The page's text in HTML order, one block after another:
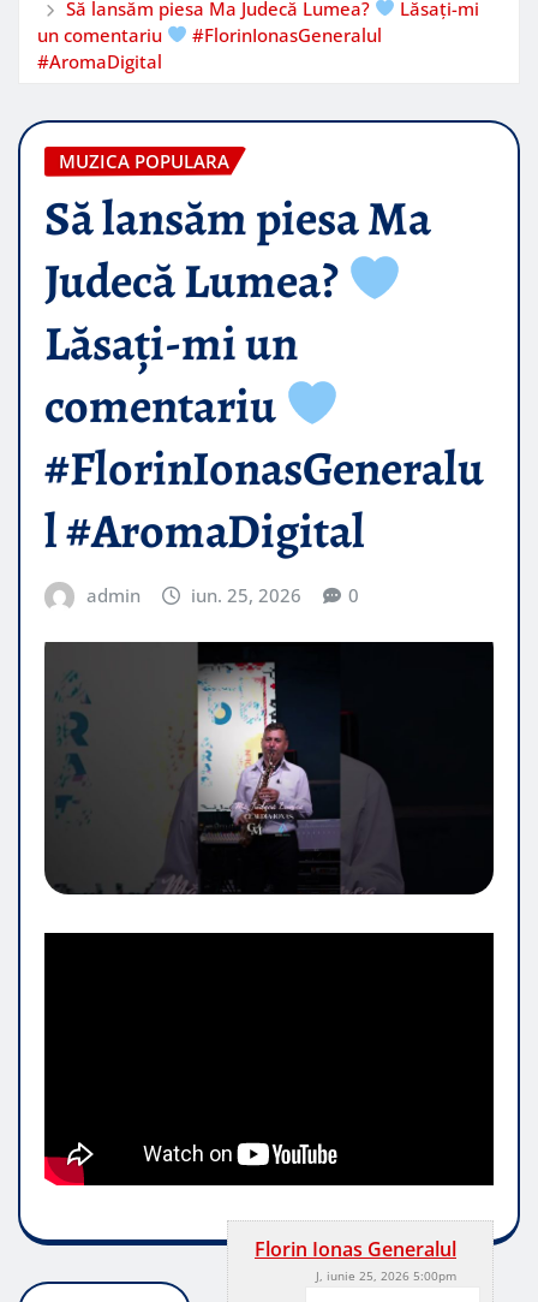
Să lansăm piesa Ma Judecă Lumea?
Lăsați-mi
un comentariu
#FlorinIonasGeneralul
#AromaDigital
MUZICA POPULARA
Să lansăm piesa Ma
Judecă Lumea?
Lăsați-mi un
comentariu
#FlorinIonasGeneralu
l #AromaDigital
admin iun. 25, 2026 0
Florin Ionas Generalul
J, iunie 25, 2026 5:00pm